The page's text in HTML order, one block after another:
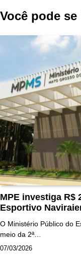
Você pode
MPE investiga R$
Esportivo
O Ministério Público do
meio da 2ª…
07/03/2026